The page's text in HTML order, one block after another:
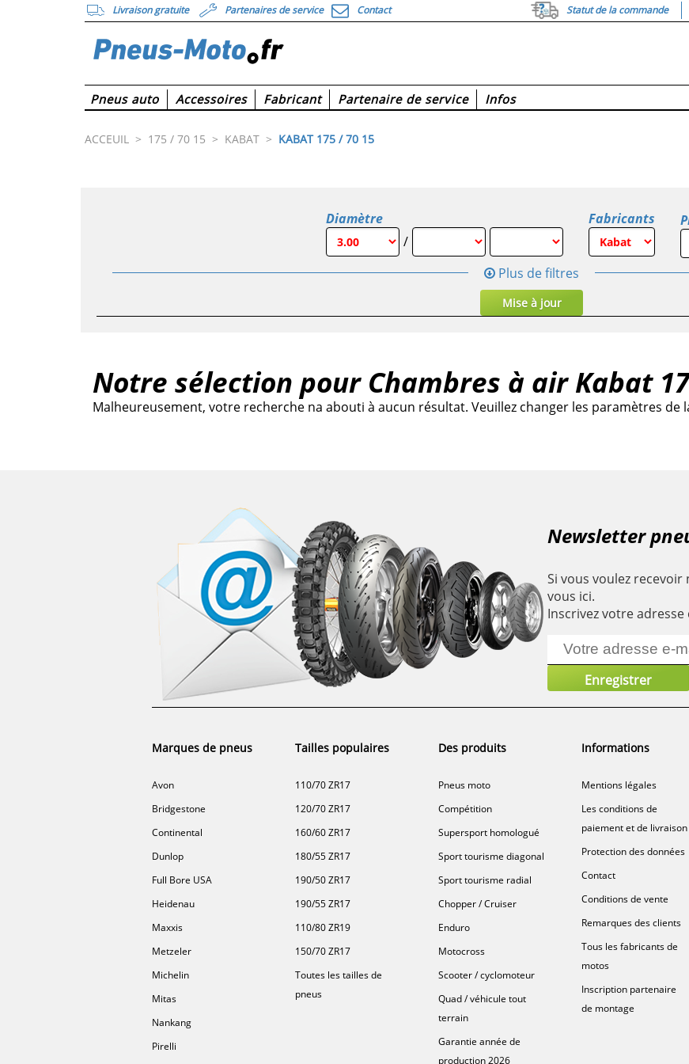
Livraison gratuite Partenaires de service Contact Statut de la commande
Pneus auto Accessoires Fabricant Partenaire de service Infos
ACCEUIL > 175 / 70 15 > KABAT > KABAT 175 / 70 15
Diamètre
/
Fabricants
Plus de filtres
Mise à jour
Notre sélection pour Chambres à air Kabat
Malheureusement, votre recherche na abouti à aucun résultat. Veuillez changer les paramètres de
Newsletter
Si vous voulez
vous ici.
Inscrivez votre
Marques de pneus
Avon
Bridgestone
Continental
Dunlop
Full Bore USA
Heidenau
Maxxis
Metzeler
Michelin
Mitas
Nankang
Pirelli
Tailles populaires
110/70 ZR17
120/70 ZR17
160/60 ZR17
180/55 ZR17
190/50 ZR17
190/55 ZR17
110/80 ZR19
150/70 ZR17
Toutes les tailles de
pneus
Des produits
Pneus moto
Compétition
Supersport homologué
Sport tourisme diagonal
Sport tourisme radial
Chopper / Cruiser
Enduro
Motocross
Scooter / cyclomoteur
Quad / véhicule tout
terrain
Garantie année de
production 2026
Informations
Mentions légales
Les conditions de
paiement et de livraison
Protection des données
Contact
Conditions de vente
Remarques des clients
Tous les fabricants de
motos
Inscription partenaire
de montage